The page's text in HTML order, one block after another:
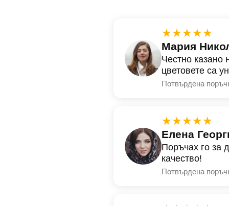
★★★★★
Мария
Честно казано
цветовете са
Потвърдена
★★★★★
Елена
Поръчах го за
качество!
Потвърдена